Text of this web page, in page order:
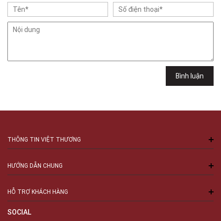
Việt Thương Music - 102Q An Dương Vương
102Q Đường An Dương Vương, Phường An Đông, TPHCM, Quận 5, Hồ Chí
Minh
Bình luận
THÔNG TIN VIỆT THƯƠNG
HƯỚNG DẪN CHUNG
HỖ TRỢ KHÁCH HÀNG
SOCIAL